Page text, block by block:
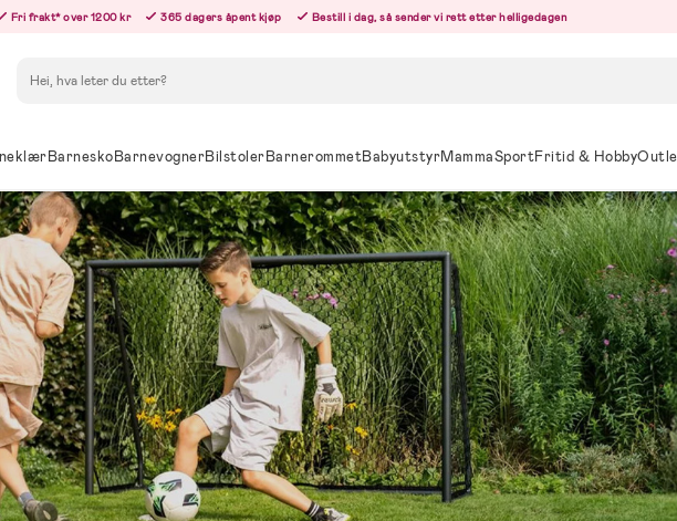
Fri frakt* over 1200 kr 365 dagers åpent kjøp Bestill i dag, så sender vi rett etter helligedagen
BarneskoBarnevognerBilstolerBarnerommetBabyutstyrMammaSportFritid & Hobby